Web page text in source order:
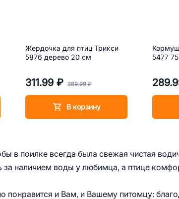
в поилке всегда была свежая чистая
за наличием воды у любимца, а птице
понравится и Вам, и Вашему питомцу:
Жердочка для птиц Трикси
5876 дерево 20 см
311.99 ₽ 389.99 ₽
В корзину
5477